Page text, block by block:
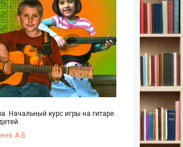
Начальный курс игры на гитаре
А.В.